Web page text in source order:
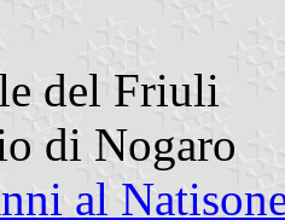
del Friuli
di Nogaro
al